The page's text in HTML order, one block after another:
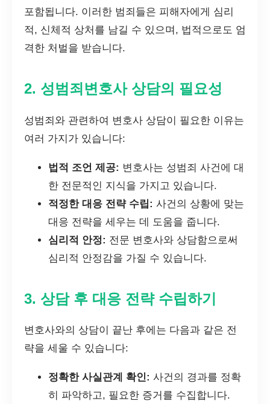
포함됩니다. 이러한 범죄들은 피해자에게 심리
적, 신체적 상처를 남길 수 있으며, 법적으로도 엄
격한 처벌을 받습니다.
2. 성범죄변호사 상담의 필요성
성범죄와 관련하여 변호사 상담이 필요한 이유는
여러 가지가 있습니다:
법적 조언 제공: 변호사는 성범죄 사건에 대
한 전문적인 지식을 가지고 있습니다.
적정한 대응 전략 수립: 사건의 상황에 맞는
대응 전략을 세우는 데 도움을 줍니다.
심리적 안정: 전문 변호사와 상담함으로써
심리적 안정감을 가질 수 있습니다.
3. 상담 후 대응 전략 수립하기
변호사와의 상담이 끝난 후에는 다음과 같은 전
략을 세울 수 있습니다:
정확한 사실관계 확인: 사건의 경과를 정확
히 파악하고, 필요한 증거를 수집합니다.